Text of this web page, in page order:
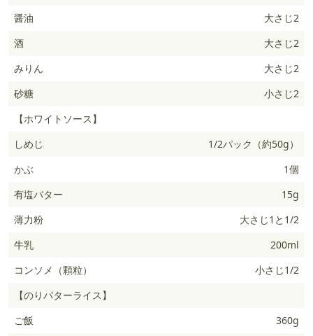
醤油
大さじ2
酒
大さじ2
みりん
大さじ2
砂糖
小さじ2
【ホワイトソース】
しめじ
1/2パック（約50g）
かぶ
1個
有塩バター
15g
薄力粉
大さじ1と1/2
牛乳
200ml
コンソメ（顆粒）
小さじ1/2
【のりバターライス】
ご飯
360g